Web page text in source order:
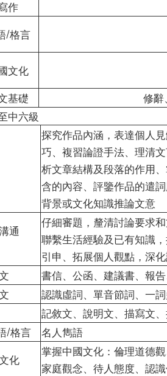
作
/格言
文化
基礎
修辭
中六級
探究作品內涵，表達個人
巧、複習論證手法、理清
析文章結構及段落的作用
含的內容、評鑒作品的遣
背景或文化知識推論文意
通
仔細審題，釐清討論要求
聯繫生活經驗及已有知識
引申、拓展個人觀點，深
書信、公函、建議書、報
認識虛詞、單音節詞、一
記敘文、說明文、描寫文
/格言
名人雋語
化
掌握中國文化：倫理道德
家庭觀念、待人態度、認